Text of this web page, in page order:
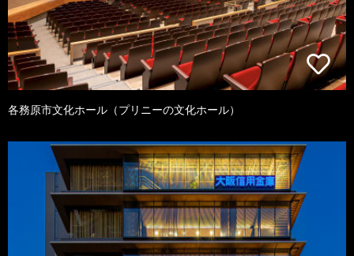
各務原市文化ホール（プリニーの文化ホール）